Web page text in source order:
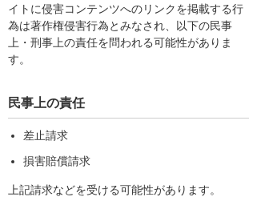
イトに侵害コンテンツへのリンクを掲載する行
為は著作権侵害行為とみなされ、以下の民事
上・刑事上の責任を問われる可能性がありま
す。
民事上の責任
差止請求
損害賠償請求
上記請求などを受ける可能性があります。